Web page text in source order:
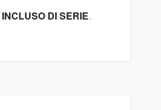
INCLUSO DI SERIE.